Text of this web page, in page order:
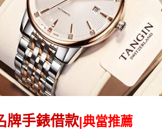
牌手錶借款|典當推薦